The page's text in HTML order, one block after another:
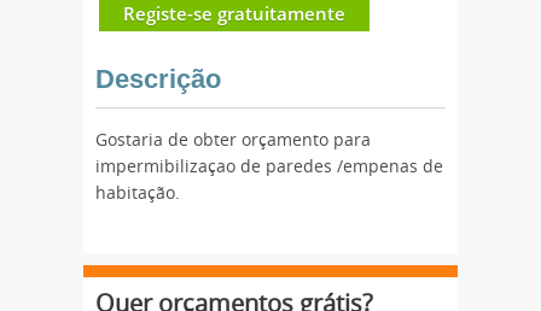
Registe-se gratuitamente
Descrição
Gostaria de obter orçamento para
impermibilizaçao de paredes /empenas de
habitação.
Quer orçamentos grátis?